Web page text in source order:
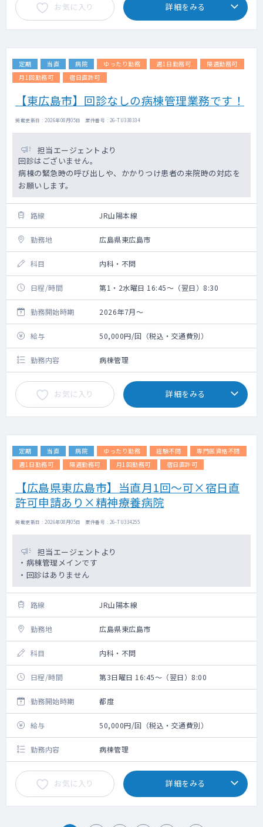
お気に入り 詳細をみる
定期 当直 病院 ゆったり勤務 週1日勤務可
隔週勤務可
月1回勤務可
宿日直許可
【東広島市】回診なしの病棟管理業務です！
掲載更新日 : 2026年08月05日 案件番号 : 26-TU338334
担当エージェントより
回診はございません。
病棟の緊急時の呼び出しや、かかりつけ患者の来院時の対応を
お願いします。
路線 JR山陽本線
勤務地 広島県東広島市
科目 内科・不問
日程/時間 第1・2水曜日 16:45～（翌日）8:30
勤務開始時期 2026年7月～
給与 50,000円/回（税込・交通費別）
勤務内容 病棟管理
お気に入り 詳細をみる
定期 当直 病院 ゆったり勤務 経験不問
専門医資格不問
週1日勤務可
隔週勤務可 月1回勤務可 宿日直許可
【広島県東広島市】当直月1回～可×宿日直
許可申請あり×精神療養病院
掲載更新日 : 2026年08月05日 案件番号 : 26-TU334255
担当エージェントより
・病棟管理メインです
・回診はありません
路線 JR山陽本線
勤務地 広島県東広島市
科目 内科・不問
日程/時間 第3日曜日 16:45～（翌日）8:00
勤務開始時期 都度
給与 50,000円/回（税込・交通費別）
勤務内容 病棟管理
お気に入り 詳細をみる